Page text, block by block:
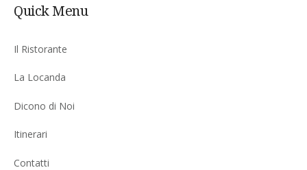
Quick Menu
Il Ristorante
La Locanda
Dicono di Noi
Itinerari
Contatti